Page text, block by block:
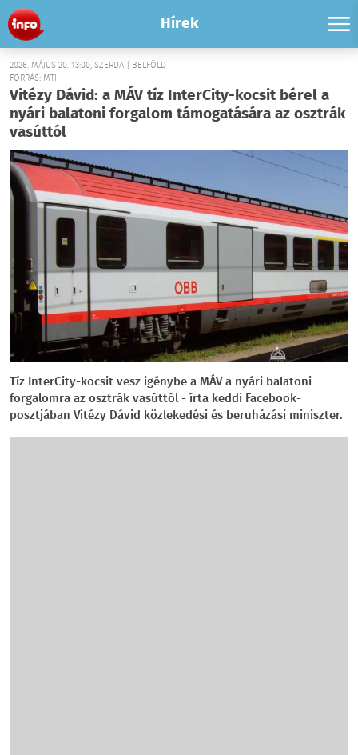
Hírek
2026. MÁJUS 20. 13:00, SZERDA | BELFÖLD
FORRÁS: MTI
Vitézy Dávid: a MÁV tíz InterCity-kocsit bérel a
nyári balatoni forgalom támogatására az osztrák
vasúttól
Tíz InterCity-kocsit vesz igénybe a MÁV a nyári balatoni
forgalomra az osztrák vasúttól - írta keddi Facebook-
posztjában Vitézy Dávid közlekedési és beruházási miniszter.